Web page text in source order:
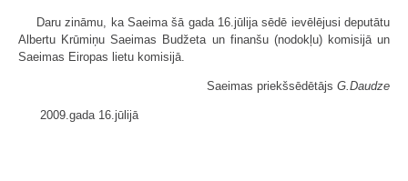
Daru zināmu, ka Saeima šā gada 16.jūlija sēdē ievēlējusi deputātu
Albertu Krūmiņu Saeimas Budžeta un finanšu (nodokļu) komisijā un
Saeimas Eiropas lietu komisijā.
Saeimas priekšsēdētājs G.Daudze
2009.gada 16.jūlijā